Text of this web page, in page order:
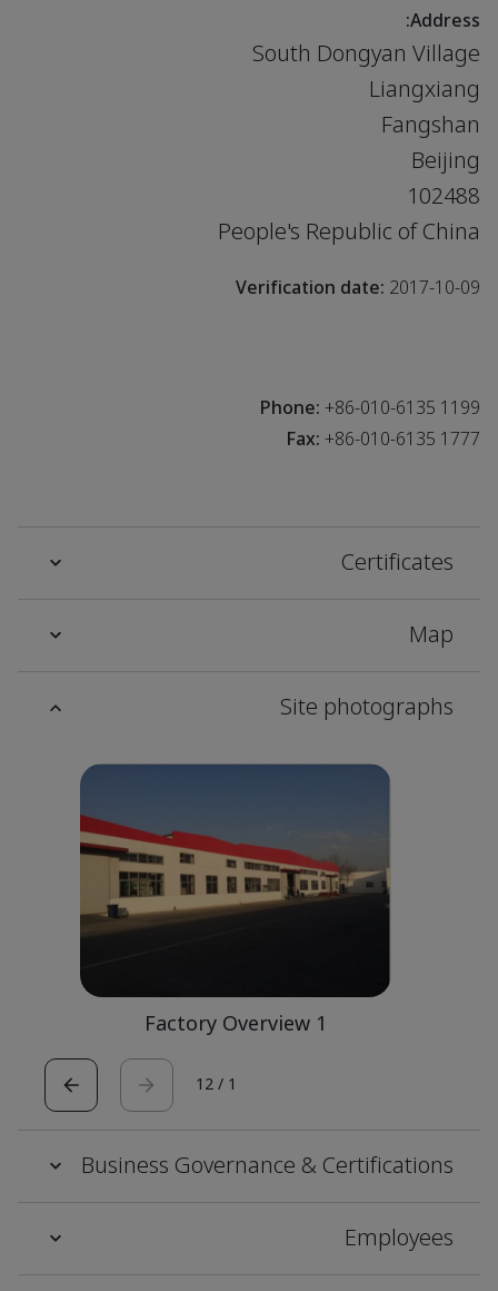
Address:
South Dongyan Village
Liangxiang
Fangshan
Beijing
102488
People's Republic of China
Verification date:2017-10-09
Phone:+86-010-6135 1199
Fax:+86-010-6135 1777
Certificates
Map
Site photographs
Factory Overview 1
1
/
12
Business Governance & Certifications
Employees